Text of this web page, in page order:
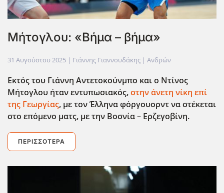
Μήτογλου: «Βήμα – βήμα»
31 Αυγούστου 2025 | Γιάννης Γιαννουδάκης | Ανδρών
Εκτός του Γιάννη Αντετοκούνμπο και ο Ντίνος
Μήτογλου ήταν εντυπωσιακός,στην άνετη νίκη επί
της Γεωργίας, με τον Έλληνα φόργουορντ να στέκεται
στο επόμενο ματς, με την Βοσνία – Ερζεγοβίνη.
ΠΕΡΙΣΣΌΤΕΡΑ